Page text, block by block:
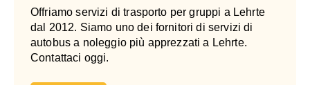
Offriamo servizi di trasporto per gruppi a Lehrte
dal 2012. Siamo uno dei fornitori di servizi di
autobus a noleggio più apprezzati a Lehrte.
Contattaci oggi.